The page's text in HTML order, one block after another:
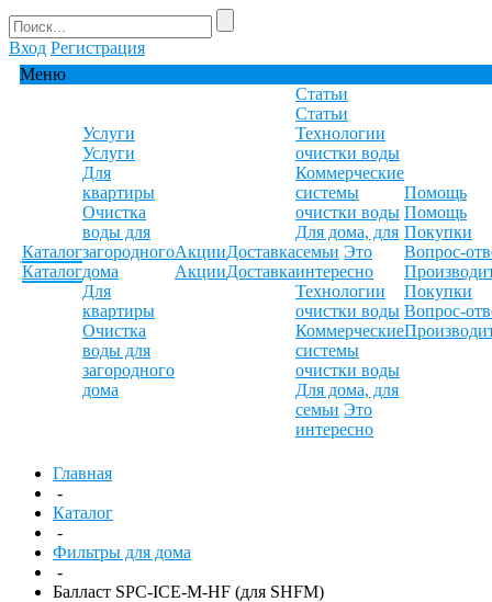
Вход Регистрация
Меню
Каталог
Каталог
Услуги
Услуги
Для
квартиры
Очистка
воды для
загородного
дома
Для
квартиры
Очистка
воды для
загородного
дома
Акции
Акции
Доставка
Доставка
Статьи
Статьи
Технологии
очистки воды
Коммерческие
системы
очистки воды
Для дома, для
семьи Это
интересно
Технологии
очистки воды
Коммерческие
системы
очистки воды
Для дома, для
семьи Это
интересно
Помощь
Помощь
Покупки
Вопрос-
Покупки
Вопрос-
Главная
-
Каталог
-
Фильтры для дома
-
Балласт SPC-ICE-M-HF (для SHFM)